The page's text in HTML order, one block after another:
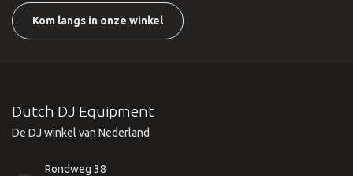
Kom langs in onze winkel
Dutch DJ Equipment
De DJ winkel van Nederland
Rondweg 38